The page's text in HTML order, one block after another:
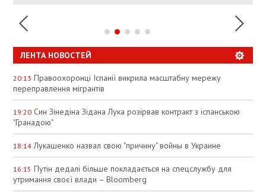
ЛЕНТА НОВОСТЕЙ
20:13 Правоохоронці Іспанії викрила масштабну мережу
переправлення мігрантів
19:20 Син Зінедіна Зідана Лука розірвав контракт з іспанською
"Гранадою"
18:14 Лукашенко назвал свою "причину" войны в Украине
16:15 Путін дедалі більше покладається на спецслужбу для
утримання своєї влади – Bloomberg